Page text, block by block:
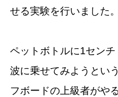
せる実験を行いました。
ペットボトルに1センチ
波に乗せてみようとい
フボードの上級者がや